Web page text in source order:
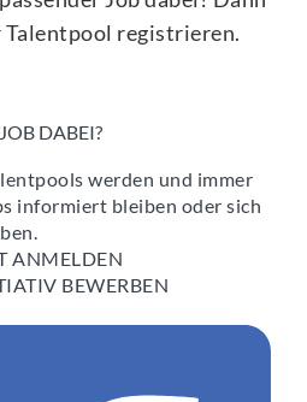
Talentpool registrieren.
DABEI?
werden und immer
informiert bleiben oder sich
ANMELDEN
BEWERBEN